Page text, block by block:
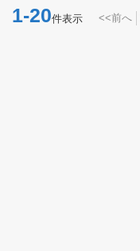
1-20件表示 <<前へ